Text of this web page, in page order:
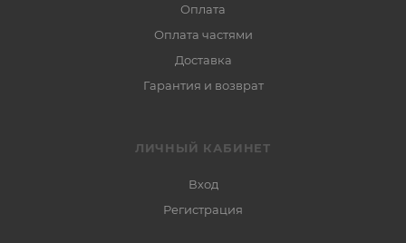
Оплата
Оплата частями
Доставка
Гарантия и возврат
ЛИЧНЫЙ КАБИНЕТ
Вход
Регистрация